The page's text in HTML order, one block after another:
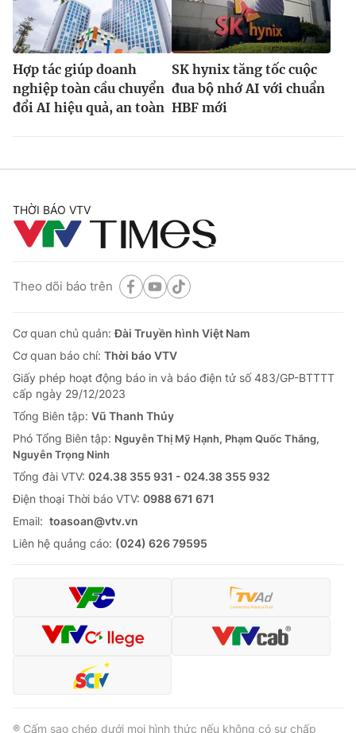
Hợp tác giúp doanh
nghiệp toàn cầu chuyển
đổi AI hiệu quả, an toàn
SK hynix tăng tốc cuộc
đua bộ nhớ AI với chuẩn
HBF mới
THỜI BÁO VTV
Theo dõi báo trên
Cơ quan chủ quản:Đài Truyền hình Việt Nam
Cơ quan báo chí: Thời báo VTV
Giấy phép hoạt động báo in và báo điện tử số 483/GP-BTTTT
cấp ngày 29/12/2023
Tổng Biên tập: Vũ Thanh Thủy
Phó Tổng Biên tập: Nguyễn Thị Mỹ Hạnh, Phạm Quốc Thắng,
Nguyễn Trọng Ninh
Tổng đài VTV: 024.38 355 931 - 024.38 355 932
Ðiện thoại Thời báo VTV: 0988 671 671
Email: toasoan@vtv.vn
Liên hệ quảng cáo: (024) 626 79595
® Cấm sao chép dưới mọi hình thức nếu không có sự chấp